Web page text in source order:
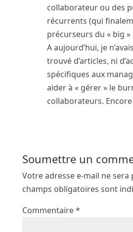
collaborateur ou des
récurrents (qui
précurseurs du « big »
A aujourd’hui, je
trouvé d’articles, ni
spécifiques aux
aider à « gérer » le
collaborateurs.
Soumettre un
Votre adresse e-mail ne sera
champs obligatoires sont
Commentaire*